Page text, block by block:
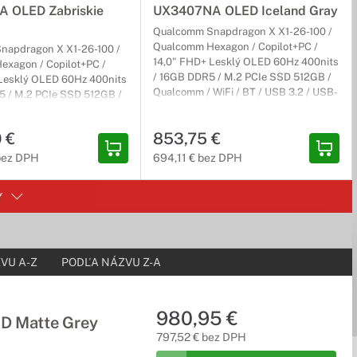
kovovým telom v zaujímavých farbách, alebo po
ako nízka hmotnosť, ale aj vysokou výdržou batérie.
Či už potrebujete kresliť ako na tablete alebo
OLED Zabriskie
X X1-26-100 /
/ Copilot+PC /
OLED 60Hz 400nits
/ M.2 PCIe SSD 512GB /
Carry-In, NEOBSAHUJE
€
DPH
UX3407NA OLED Iceland Gray
Qualcomm Snapdragon X X1-26-100 /
Qualcomm Hexagon / Copilot+PC /
14,0" FHD+ Lesklý OLED 60Hz 400nits
/ 16GB DDR5 / M.2 PCIe SSD 512GB /
Qualcomm / WiFi / BT / USB 3.2 / USB-
adaptér
853,75 €
694,11 € bez DPH
A-Z PODĽA NÁZVU Z-A
Matte Grey 980,95 €
797,52 € bez DPH